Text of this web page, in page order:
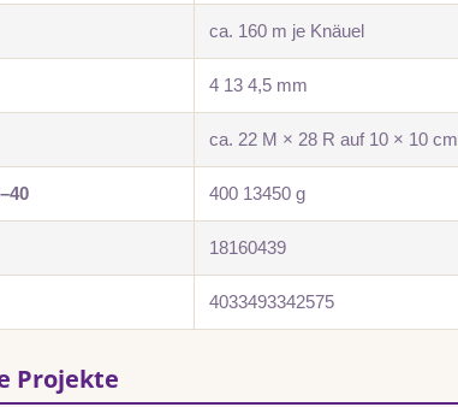
ca. 160 m je Knäuel
4 13 4,5 mm
ca. 22 M × 28 R auf 10 × 10 cm
400 13450 g
18160439
4033493342575
Projekte